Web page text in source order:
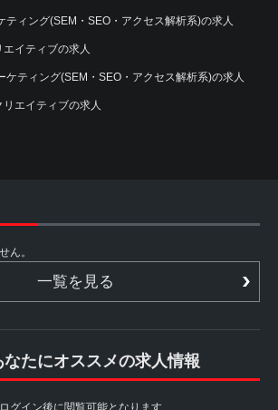
ティング(SEM・SEO・アクセス解析系)の求人
イティブの求人
ケティング(SEM・SEO・アクセス解析系)の求人
エイティブの求人
ん。
一覧を見る
たにオススメの求人情報
グイン後に閲覧可能となります